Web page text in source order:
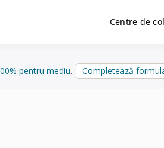
Centre de
pentru mediu. Completează